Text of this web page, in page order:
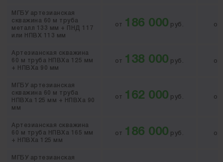
МГБУ артезианская
скважина 60 м труба
металл 133 мм + ПНД 117
или НПВХ 113 мм
от 186 000 руб. от
Артезианская скважина
60 м труба НПВХа 125 мм
+ НПВХа 90 мм
от 138 000 руб. от
МГБУ артезианская
скважина 60 м труба
НПВХа 125 мм + НПВХа 90
мм
от 162 000 руб. от
Артезианская скважина
60 м труба НПВХа 165 мм
+ НПВХа 125 мм
от 186 000 руб. от
МГБУ артезианская